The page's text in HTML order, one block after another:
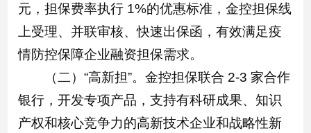
元，担保费率执行 1%的优惠标准，金控担保线
上受理、并联审核、快速出保函，有效满足疫
情防控保障企业融资担保需求。
（二）“高新担”。金控担保联合 2-3 家合作
银行，开发专项产品，支持有科研成果、知识
产权和核心竞争力的高新技术企业和战略性新